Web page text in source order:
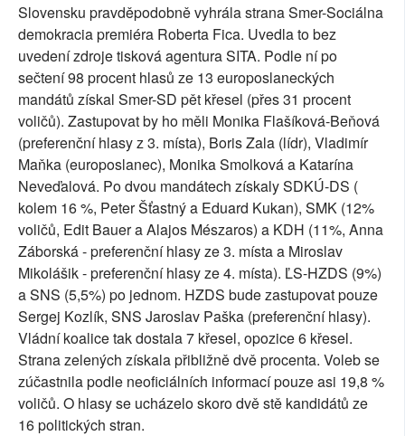
Slovensku pravděpodobně vyhrála strana Smer-Sociálna
demokracia premiéra Roberta Fica. Uvedla to bez
uvedení zdroje tisková agentura SITA. Podle ní po
sečtení 98 procent hlasů ze 13 europoslaneckých
mandátů získal Smer-SD pět křesel (přes 31 procent
voličů). Zastupovat by ho měli Monika Flašíková-Beňová
(preferenční hlasy z 3. místa), Boris Zala (lídr), Vladimír
Maňka (europoslanec), Monika Smolková a Katarína
Neveďalová. Po dvou mandátech získaly SDKÚ-DS (
kolem 16 %, Peter Šťastný a Eduard Kukan), SMK (12%
voličů, Edit Bauer a Alajos Mészaros) a KDH (11%, Anna
Záborská - preferenční hlasy ze 3. místa a Miroslav
Mikolášik - preferenční hlasy ze 4. místa). ĽS-HZDS (9%)
a SNS (5,5%) po jednom. HZDS bude zastupovat pouze
Sergej Kozlík, SNS Jaroslav Paška (preferenční hlasy).
Vládní koalice tak dostala 7 křesel, opozice 6 křesel.
Strana zelených získala přibližně dvě procenta. Voleb se
zúčastnila podle neoficiálních informací pouze asi 19,8 %
voličů. O hlasy se ucházelo skoro dvě stě kandidátů ze
16 politických stran.